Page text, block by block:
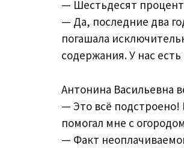
— Шестьдесят
— Да, последние два
погашала
содержания. У нас
Антонина Васильевна
— Это всё
помогал мне с
— Факт